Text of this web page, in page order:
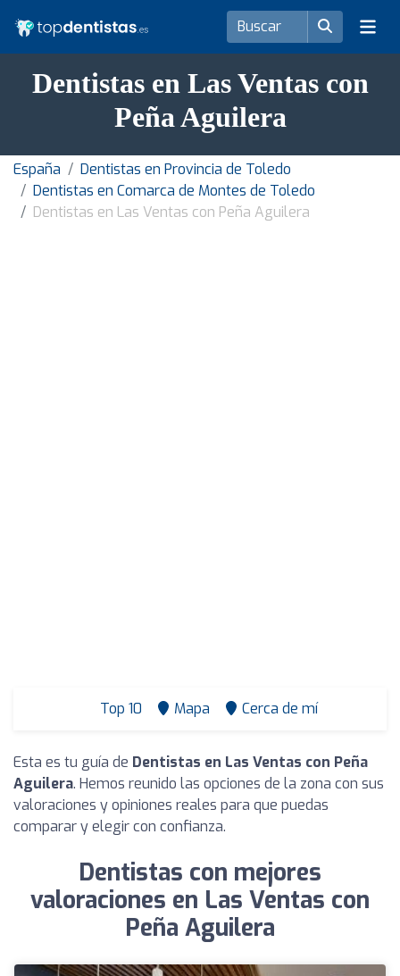
Dentistas en Las Ventas con
Peña Aguilera
España
Dentistas en Provincia de Toledo
Dentistas en Comarca de Montes de Toledo
Dentistas en Las Ventas con Peña Aguilera
Top 10 Mapa Cerca de mí
Esta es tu guía de Dentistas en Las Ventas con Peña
Aguilera. Hemos reunido las opciones de la zona con sus
valoraciones y opiniones reales para que puedas
comparar y elegir con confianza.
Dentistas con mejores
valoraciones en Las Ventas con
Peña Aguilera